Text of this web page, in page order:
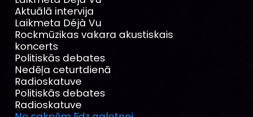
Aktuālā intervija
Laikmeta Déjà Vu
Rockmūzikas vakara akustiskais
koncerts
Politiskās debates
Nedēļa ceturtdienā
Radioskatuve
Politiskās debates
Radioskatuve